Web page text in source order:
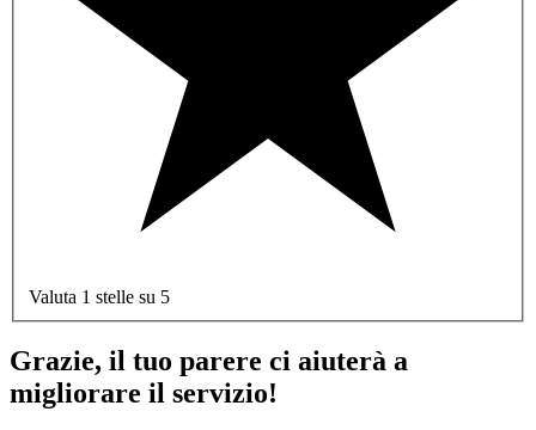
Valuta 1 stelle su 5
Grazie, il tuo parere ci aiuterà a
migliorare il servizio!